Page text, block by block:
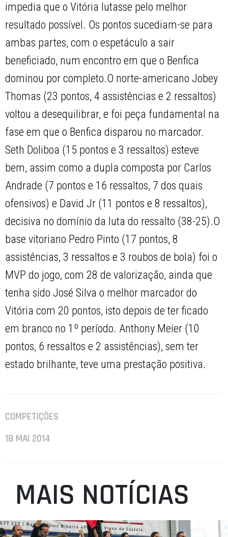
impedia que o Vitória lutasse pelo melhor
resultado possível. Os pontos sucediam-se para
ambas partes, com o espetáculo a sair
beneficiado, num encontro em que o Benfica
dominou por completo.O norte-americano Jobey
Thomas (23 pontos, 4 assistências e 2 ressaltos)
voltou a desequilibrar, e foi peça fundamental na
fase em que o Benfica disparou no marcador.
Seth Doliboa (15 pontos e 3 ressaltos) esteve
bem, assim como a dupla composta por Carlos
Andrade (7 pontos e 16 ressaltos, 7 dos quais
ofensivos) e David Jr (11 pontos e 8 ressaltos),
decisiva no domínio da luta do ressalto (38-25).O
base vitoriano Pedro Pinto (17 pontos, 8
assistências, 3 ressaltos e 3 roubos de bola) foi o
MVP do jogo, com 28 de valorização, ainda que
tenha sido José Silva o melhor marcador do
Vitória com 20 pontos, isto depois de ter ficado
em branco no 1º período. Anthony Meier (10
pontos, 6 ressaltos e 2 assistências), sem ter
estado brilhante, teve uma prestação positiva.
COMPETIÇÕES
18 MAI 2014
MAIS NOTÍCIAS